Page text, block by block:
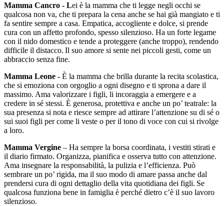
Mamma Cancro - Lei è la mamma che ti legge negli occhi se
qualcosa non va, che ti prepara la cena anche se hai già mangiato e ti
fa sentire sempre a casa. Empatica, accogliente e dolce, si prende
cura con un affetto profondo, spesso silenzioso. Ha un forte legame
con il nido domestico e tende a proteggere (anche troppo), rendendo
difficile il distacco. Il suo amore si sente nei piccoli gesti, come un
abbraccio senza fine.
Mamma Leone - È la mamma che brilla durante la recita scolastica,
che si emoziona con orgoglio a ogni disegno e ti sprona a dare il
massimo. Ama valorizzare i figli, li incoraggia a emergere e a
credere in sé stessi. È generosa, protettiva e anche un po’ teatrale: la
sua presenza si nota e riesce sempre ad attirare l’attenzione su di sé o
sui suoi figli per come li veste o per il tono di voce con cui si rivolge
a loro.
Mamma Vergine – Ha sempre la borsa coordinata, i vestiti stirati e
il diario firmato. Organizza, pianifica e osserva tutto con attenzione.
Ama insegnare la responsabilità, la pulizia e l’efficienza. Può
sembrare un po’ rigida, ma il suo modo di amare passa anche dal
prendersi cura di ogni dettaglio della vita quotidiana dei figli. Se
qualcosa funziona bene in famiglia è perché dietro c’è il suo lavoro
silenzioso.